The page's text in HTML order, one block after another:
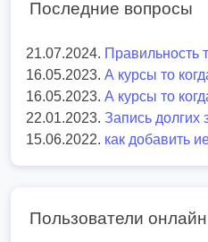
Последние вопросы
21.07.2024. Правильность
16.05.2023. А курсы то
16.05.2023. А курсы то
22.01.2023. Запись долгих
15.06.2022. как добавить
Пользователи онлайн